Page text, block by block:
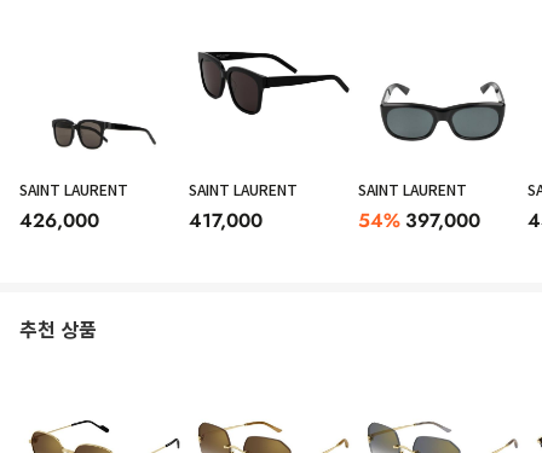
SAINT LAURENT
426,000
SAINT LAURENT
417,000
SAINT LAURENT
54% 397,000
추천 상품